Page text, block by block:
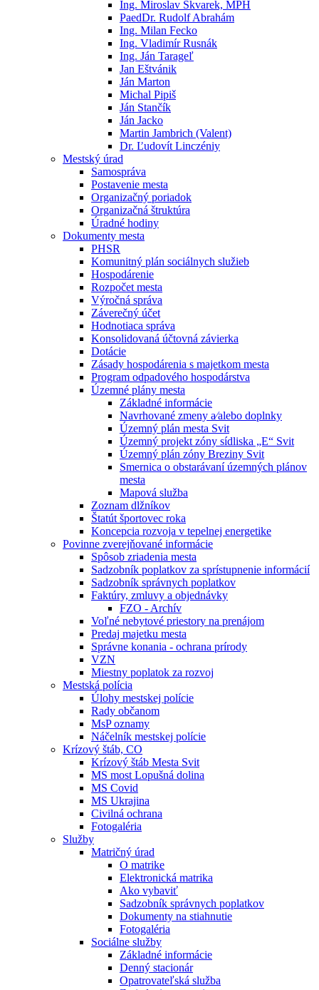
Ing. Miroslav Škvarek, MPH
PaedDr. Rudolf Abrahám
Ing. Milan Fecko
Ing. Vladimír Rusnák
Ing. Ján Tarageľ
Jan Eštvánik
Ján Marton
Michal Pipiš
Ján Stančík
Ján Jacko
Martin Jambrich (Valent)
Dr. Ľudovít Linczéniy
Mestský úrad
Samospráva
Postavenie mesta
Organizačný poriadok
Organizačná štruktúra
Úradné hodiny
Dokumenty mesta
PHSR
Komunitný plán sociálnych služieb
Hospodárenie
Rozpočet mesta
Výročná správa
Záverečný účet
Hodnotiaca správa
Konsolidovaná účtovná závierka
Dotácie
Zásady hospodárenia s majetkom mesta
Program odpadového hospodárstva
Územné plány mesta
Základné informácie
Navrhované zmeny a⁄alebo doplnky
Územný plán mesta Svit
Územný projekt zóny sídliska „E“ Svit
Územný plán zóny Breziny Svit
Smernica o obstarávaní územných plánov
mesta
Mapová služba
Zoznam dlžníkov
Štatút športovec roka
Koncepcia rozvoja v tepelnej energetike
Povinne zverejňované informácie
Spôsob zriadenia mesta
Sadzobník poplatkov za sprístupnenie informácií
Sadzobník správnych poplatkov
Faktúry, zmluvy a objednávky
FZO - Archív
Voľné nebytové priestory na prenájom
Predaj majetku mesta
Správne konania - ochrana prírody
VZN
Miestny poplatok za rozvoj
Mestská polícia
Úlohy mestskej polície
Rady občanom
MsP oznamy
Náčelník mestskej polície
Krízový štáb, CO
Krízový štáb Mesta Svit
MS most Lopušná dolina
MS Covid
MS Ukrajina
Civilná ochrana
Fotogaléria
Služby
Matričný úrad
O matrike
Elektronická matrika
Ako vybaviť
Sadzobník správnych poplatkov
Dokumenty na stiahnutie
Fotogaléria
Sociálne služby
Základné informácie
Denný stacionár
Opatrovateľská služba